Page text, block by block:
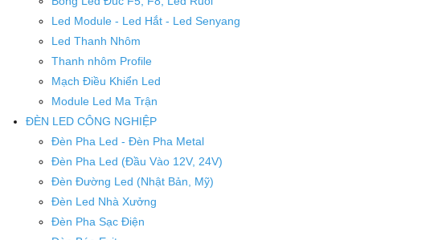
Led Module - Led Hắt - Led Senyang
Led Thanh Nhôm
Thanh nhôm Profile
Mạch Điều Khiển Led
Module Led Ma Trận
ĐÈN LED CÔNG NGHIỆP
Đèn Pha Led - Đèn Pha Metal
Đèn Pha Led (Đầu Vào 12V, 24V)
Đèn Đường Led (Nhật Bản, Mỹ)
Đèn Led Nhà Xưởng
Đèn Pha Sạc Điện